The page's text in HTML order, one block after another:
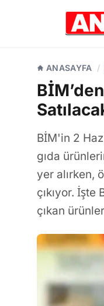
ANASAYFA /
BİM'in 2
gıda
yer alırken,
çıkıyor.
çıkan